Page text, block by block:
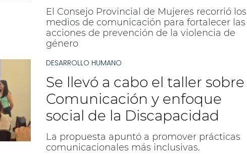
El Consejo Provincial de Mujeres recorrió los
medios de comunicación para fortalecer las
acciones de prevención de la violencia de
género
DESARROLLO HUMANO
Se llevó a cabo el taller sobre
Comunicación y enfoque
social de la Discapacidad
La propuesta apuntó a promover prácticas
comunicacionales más inclusivas.